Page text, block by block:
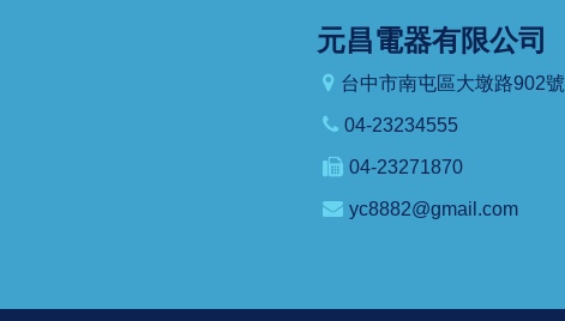
元昌電器有限公司
台中市南屯區大墩路902號
04-23234555
04-23271870
yc8882@gmail.com